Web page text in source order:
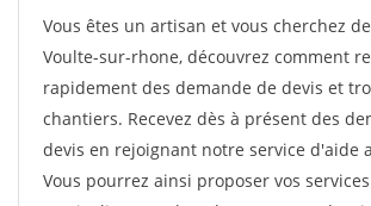
Vous êtes un artisan et vous cherchez
Voulte-sur-rhone, découvrez comment
rapidement des demande de devis et
chantiers. Recevez dès à présent des
devis en rejoignant notre service d'aide
Vous pourrez ainsi proposer vos